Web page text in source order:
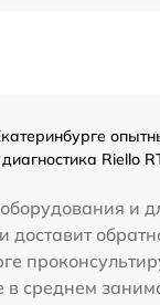
Riello
и
доставит
в среднем